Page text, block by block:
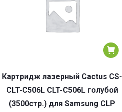
Картридж лазерный Cactus CS-
CLT-C506L CLT-C506L голубой
(3500стр.) для Samsung CLP